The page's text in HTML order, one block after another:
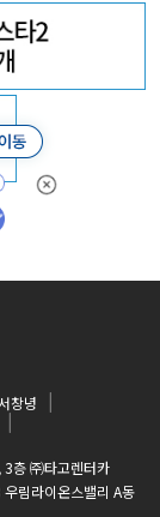
창녕
층 ㈜타고렌터카
림라이온스밸리 A동